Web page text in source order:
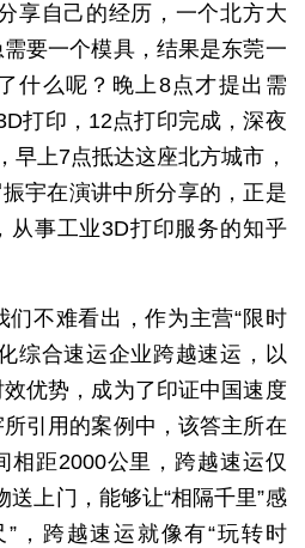
自己的经历，一个北方大
要一个模具，结果是东莞一
什么呢？晚上8点才提出需
打印，12点打印完成，深夜
早上7点抵达这座北方城市，
宇在演讲中所分享的，正是
从事工业3D打印服务的知乎
不难看出，作为主营“限时
综合速运企业跨越速运，以
优势，成为了印证中国速度
引用的案例中，该答主所在
相距2000公里，跨越速运仅
上门，能够让“相隔千里”感
，跨越速运就像有“玩转时